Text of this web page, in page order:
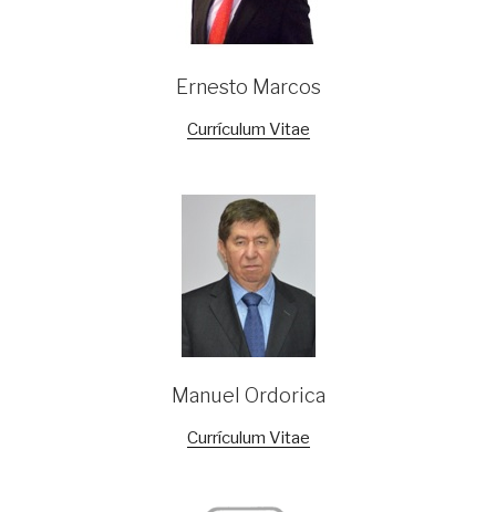
Ernesto Marcos
Currículum Vitae
Manuel Ordorica
Currículum Vitae